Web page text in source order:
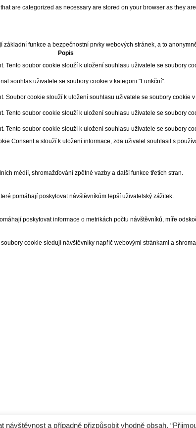
a případně přizpůsobit vhodně obsah.
are categorized as necessary are stored on your browser as they
funkce a bezpečnostní prvky webových stránek, a to
Popis
Tento soubor cookie slouží k uložení souhlasu uživatele se soubory
souhlas uživatele se soubory cookie v kategorii "Funkční".
Soubor cookie slouží k uložení souhlasu uživatele se soubory cookie
soubor cookie slouží k uložení souhlasu uživatele se soubory
Tento soubor cookie slouží k uložení souhlasu uživatele se soubory
Consent a slouží k uložení informace, zda uživatel souhlasil s
médií, shromažďování zpětné vazby a další funkce třetích stran.
pomáhají poskytovat návštěvníkům lepší uživatelský zážitek.
poskytovat informace o metrikách počtu návštěvníků, míře
cookie sledují návštěvníky napříč webovými stránkami a